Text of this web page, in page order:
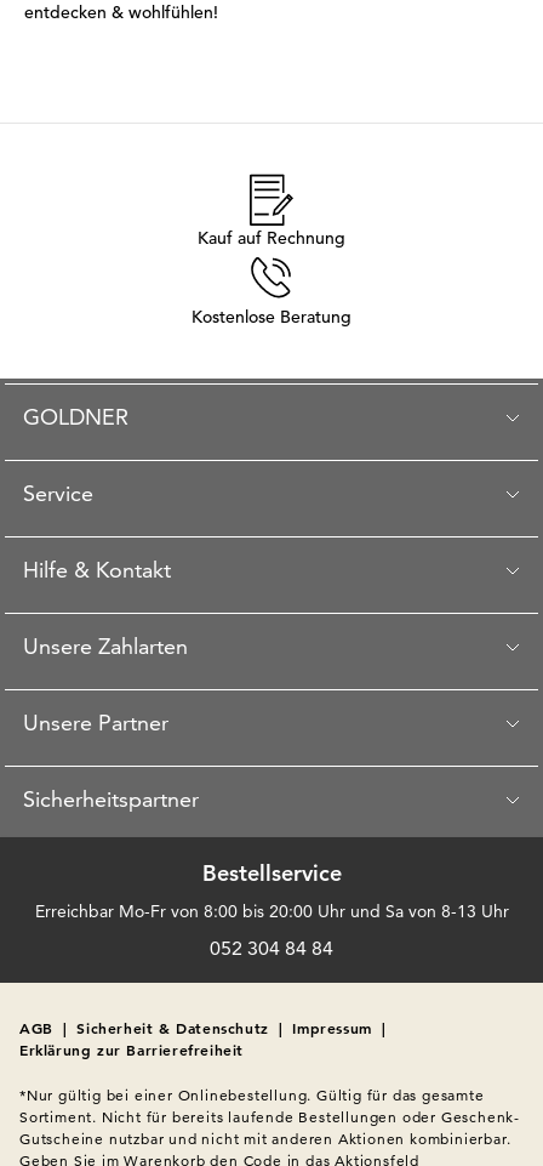
entdecken & wohlfühlen!
Kauf auf Rechnung
Kostenlose Beratung
GOLDNER
Service
Hilfe & Kontakt
Unsere Zahlarten
Unsere Partner
Sicherheitspartner
Bestellservice
Erreichbar Mo-Fr von 8:00 bis 20:00 Uhr und Sa von 8-13 Uhr
052 304 84 84
AGB | Sicherheit & Datenschutz | Impressum |
Erklärung zur Barrierefreiheit
*Nur gültig bei einer Onlinebestellung. Gültig für das gesamte
Sortiment. Nicht für bereits laufende Bestellungen oder Geschenk-
Gutscheine nutzbar und nicht mit anderen Aktionen kombinierbar.
Geben Sie im Warenkorb den Code in das Aktionsfeld